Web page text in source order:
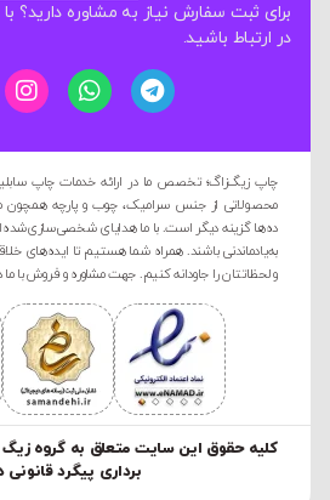
برای ثبت سفارش نیاز به مشاوره دارید؟
در ارتباط باشید.
چاپ زیگ‌زاگ؛ تخصص ما در ارائه خدمات چاپ
محصولاتی از جنس سرامیک، چوب و پارچه همچون
ده‌ها گزینه دیگر است. با ما هدایای
به‌یادماندنی باشند. همراه شما هستیم تا ایده‌های
و لحظاتتان را جاودانه کنیم. جهت مشاوره و فروش با
کليه حقوق این سایت متعلق به گروه
برداری پیگرد قانونی